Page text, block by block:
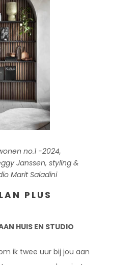
no.1 -2024,
Janssen, styling &
Marit Saladini
PLUS
HUIS EN STUDIO
ik twee uur bij jou aan